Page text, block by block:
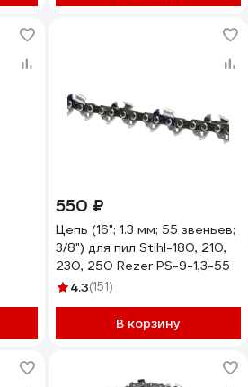
550 ₽
Цепь (16"; 1.3 мм; 55 звеньев;
3/8") для пил Stihl-180, 210,
230, 250 Rezer PS-9-1,3-55
4.3(151)
В корзину